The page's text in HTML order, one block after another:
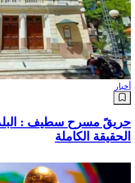
أخبار
حريقً مسرح سطيف :
الحقيقة الكاملة